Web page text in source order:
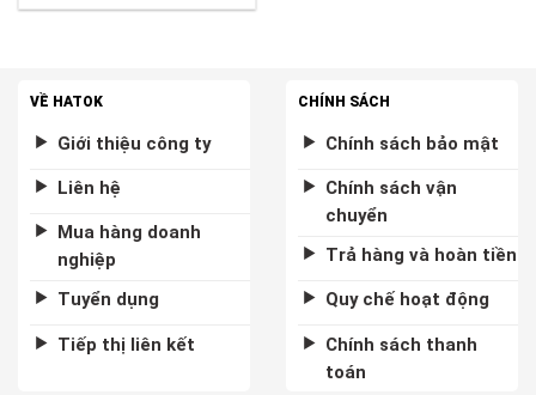
VỀ HATOK
Giới thiệu công ty
Liên hệ
Mua hàng doanh
nghiệp
Tuyển dụng
Tiếp thị liên kết
CHÍNH SÁCH
Chính sách bảo mật
Chính sách vận
chuyển
Trả hàng và hoàn tiền
Quy chế hoạt động
Chính sách thanh
toán